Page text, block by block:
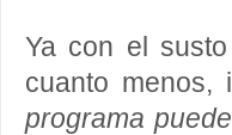
Ya con el
cuanto
programa